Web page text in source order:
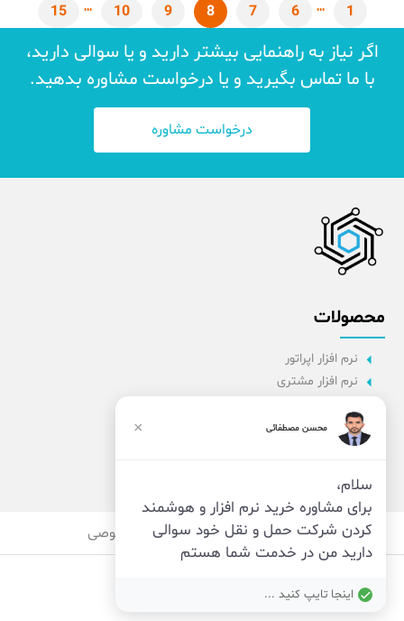
1
6
7
8
9
10
15
اگر نیاز به راهنمایی بیشتر دارید و یا سوالی دارید،
با ما تماس بگیرید و یا درخواست مشاوره بدهید.
درخواست مشاوره
محصولات
نرم افزار اپراتور
نرم افزار مشتری
نرم افزار راننده
پنل مدیریت
قوانین امنیت حریم خصوصی
محسن مصطفائی ×
سلام،
برای مشاوره خرید نرم افزار و هوشمند
کردن شرکت حمل و نقل خود سوالی
دارید من در خدمت شما هستم
اینجا تایپ کنید ...